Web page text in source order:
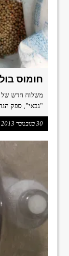
חומוס
משלוח חדש של
"גבאי", ספק
30 בנובמבר 2013 // 36 תגובות